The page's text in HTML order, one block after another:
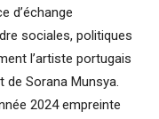
d’échange
sociales, politiques
l’artiste portugais
Sorana Munsya.
2024 empreinte